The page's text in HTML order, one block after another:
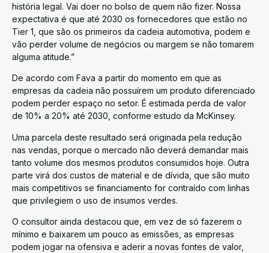
história legal. Vai doer no bolso de quem não fizer. Nossa
expectativa é que até 2030 os fornecedores que estão no
Tier 1, que são os primeiros da cadeia automotiva, podem e
vão perder volume de negócios ou margem se não tomarem
alguma atitude.”
De acordo com Fava a partir do momento em que as
empresas da cadeia não possuírem um produto diferenciado
podem perder espaço no setor. É estimada perda de valor
de 10% a 20% até 2030, conforme estudo da McKinsey.
Uma parcela deste resultado será originada pela redução
nas vendas, porque o mercado não deverá demandar mais
tanto volume dos mesmos produtos consumidos hoje. Outra
parte virá dos custos de material e de dívida, que são muito
mais competitivos se financiamento for contraído com linhas
que privilegiem o uso de insumos verdes.
O consultor ainda destacou que, em vez de só fazerem o
mínimo e baixarem um pouco as emissões, as empresas
podem jogar na ofensiva e aderir a novas fontes de valor,